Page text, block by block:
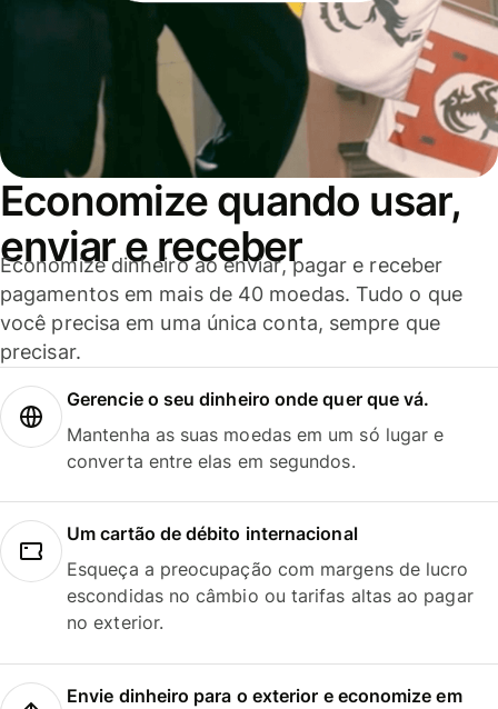
Economize quando usar,
enviar e receber
Economize dinheiro ao enviar, pagar e receber
pagamentos em mais de 40 moedas. Tudo o que
você precisa em uma única conta, sempre que
precisar.
Gerencie o seu dinheiro onde quer que vá.
Mantenha as suas moedas em um só lugar e
converta entre elas em segundos.
Um cartão de débito internacional
Esqueça a preocupação com margens de lucro
escondidas no câmbio ou tarifas altas ao pagar
no exterior.
Envie dinheiro para o exterior e economize em